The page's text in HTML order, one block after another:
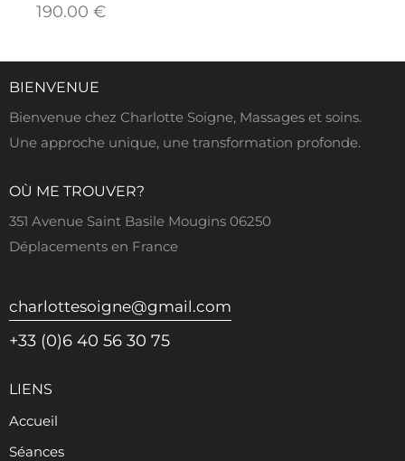
190.00 €
BIENVENUE
Bienvenue chez Charlotte Soigne, Massages et soins.
Une approche unique, une transformation profonde.
OÙ ME TROUVER?
351 Avenue Saint Basile Mougins 06250
Déplacements en France
charlottesoigne@gmail.com
+33 (0)6 40 56 30 75
LIENS
Accueil
Séances